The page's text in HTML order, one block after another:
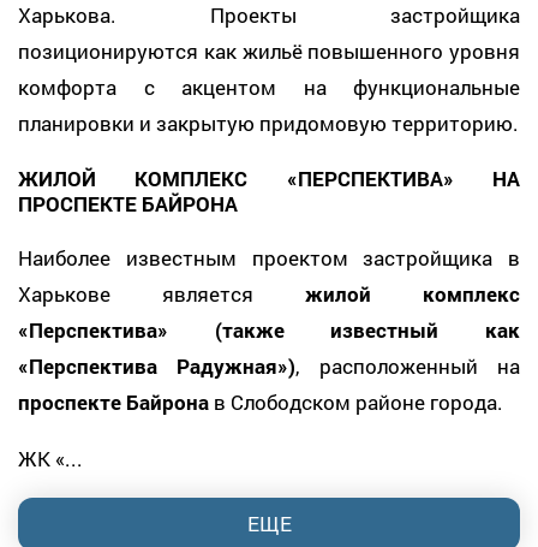
Харькова. Проекты застройщика
позиционируются как жильё повышенного уровня
комфорта с акцентом на функциональные
планировки и закрытую придомовую территорию.
ЖИЛОЙ КОМПЛЕКС «ПЕРСПЕКТИВА» НА
ПРОСПЕКТЕ БАЙРОНА
Наиболее известным проектом застройщика в
Харькове является жилой комплекс
«Перспектива» (также известный как
«Перспектива Радужная»), расположенный на
проспекте Байрона в Слободском районе города.
ЖК «...
ЕЩЕ